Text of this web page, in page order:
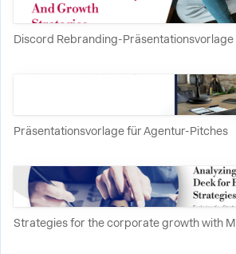
Discord Rebranding-Präsentationsvorlage
Präsentationsvorlage für Agentur-Pitches
Strategies for the corporate growth with